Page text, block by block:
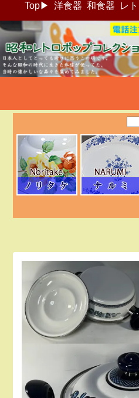
Top▶ 洋食器 和食器 レ
昭和レトロポ
貨通販＠